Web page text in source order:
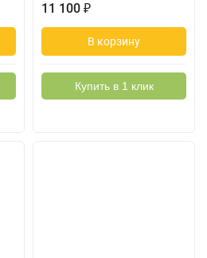
11 100 ₽
В корзину
Купить в 1 клик